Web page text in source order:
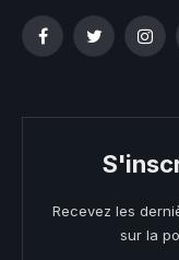
FacebookTwitter
Recevez les
sur la